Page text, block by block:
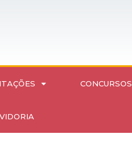
CONCURSOS